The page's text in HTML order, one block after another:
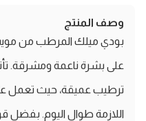
وصف المنتج
بودي ميلك المرطب من
على بشرة ناعمة ومشرقة.
ترطيب عميقة، حيث تعمل
اللازمة طوال اليوم. بفضل